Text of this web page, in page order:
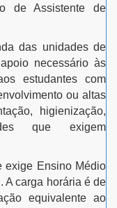
de Assistente de
das unidades de
necessário às
estudantes com
ou altas
higienização,
que exigem
exige Ensino Médio
A carga horária é de
equivalente ao